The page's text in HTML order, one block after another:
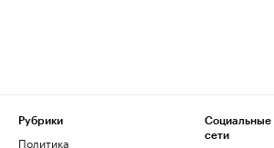
Рубрики
Политика
Социальные
сети